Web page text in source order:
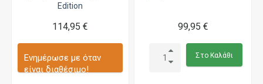
Edition
114,95 €
Ενημέρωσε με όταν
είναι διαθέσιμο!
99,95 €
Στο Καλάθι